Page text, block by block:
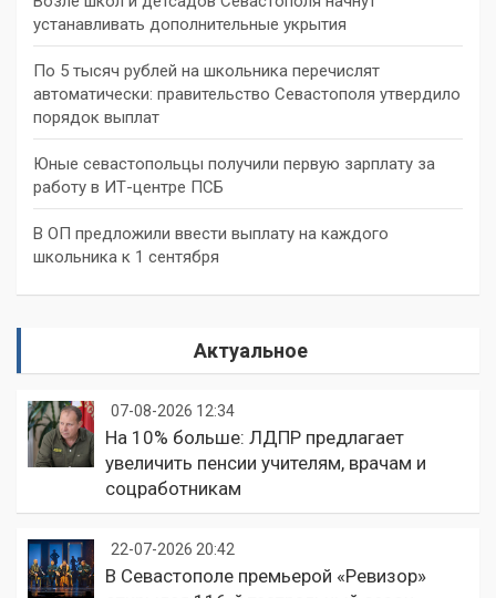
устанавливать дополнительные укрытия
По 5 тысяч рублей на школьника перечислят
автоматически: правительство Севастополя утвердило
порядок выплат
Юные севастопольцы получили первую зарплату за
работу в ИТ-центре ПСБ
В ОП предложили ввести выплату на каждого
школьника к 1 сентября
Актуальное
07-08-2026 12:34
На 10% больше: ЛДПР предлагает
увеличить пенсии учителям, врачам и
соцработникам
22-07-2026 20:42
В Севастополе премьерой «Ревизор»